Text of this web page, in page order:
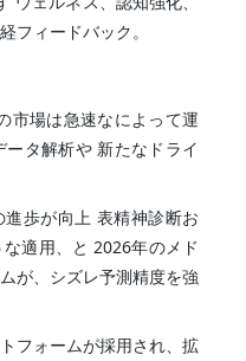
フィードバック。
場は急速なによって運
タ解析や 新たなドライ
歩が向上 表精神診断お
適用、と 2026年のメド
が、シズレ予測精度を強
フォームが採用され、拡